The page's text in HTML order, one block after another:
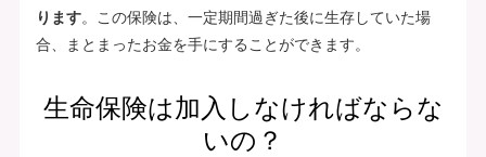
ります。この保険は、一定期間過ぎた後に生存していた場
合、まとまったお金を手にすることができます。
生命保険は加入しなければならな
いの？